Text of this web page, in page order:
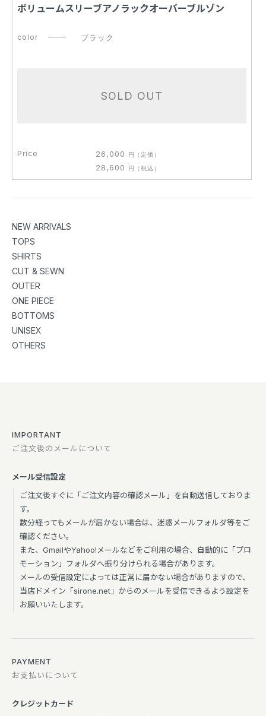
ボリュームスリーブアノラックオーバーブルゾン
color ブラック
SOLD OUT
Price 26,000 円 （定価）
28,600 円 （税込）
NEW ARRIVALS
TOPS
SHIRTS
CUT & SEWN
OUTER
ONE PIECE
BOTTOMS
UNISEX
OTHERS
IMPORTANT
ご注文後のメールについて
メール受信設定
ご注文後すぐに「ご注文内容の確認メール」を自動送信しておりま
す。
数分経ってもメールが届かない場合は、迷惑メールフォルダ等をご
確認ください。
また、GmailやYahoo!メールなどをご利用の場合、自動的に「プロ
モーション」フォルダへ振り分けられる場合があります。
メールの受信設定によっては正常に届かない場合がありますので、
当店ドメイン「sirone.net」からのメールを受信できるよう設定を
お願いいたします。
PAYMENT
お支払いについて
クレジットカード